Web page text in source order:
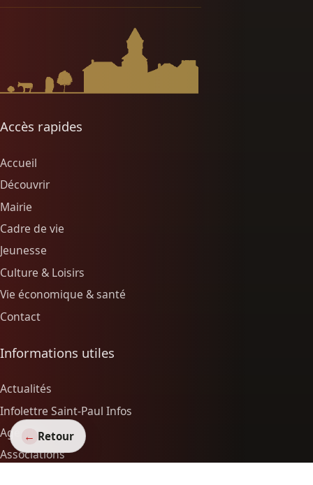
← Retour
Accès rapides
Accueil
Découvrir
Mairie
Cadre de vie
Jeunesse
Culture & Loisirs
Vie économique & santé
Contact
Informations utiles
Actualités
Infolettre Saint-Paul Infos
Agenda
Associations